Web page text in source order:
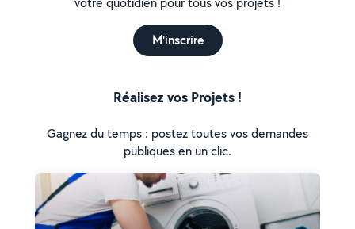
M'inscrire
Réalisez vos Projets !
Gagnez du temps : postez toutes vos demandes
publiques en un clic.